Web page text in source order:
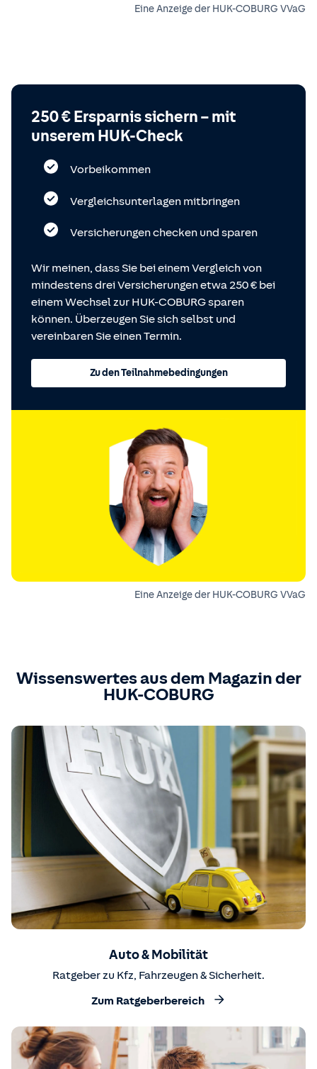
Eine Anzeige der HUK-COBURG VVaG
250 € Ersparnis sichern – mit
unserem HUK-Check
Vorbeikommen
Vergleichsunterlagen mitbringen
Versicherungen checken und sparen
Wir meinen, dass Sie bei einem Vergleich von
mindestens drei Versicherungen etwa 250 € bei
einem Wechsel zur HUK-COBURG sparen
können. Überzeugen Sie sich selbst und
vereinbaren Sie einen Termin.
Zu den Teilnahmebedingungen
Eine Anzeige der HUK-COBURG VVaG
Wissenswertes aus dem Magazin der
HUK-COBURG
Auto & Mobilität
Ratgeber zu Kfz, Fahrzeugen & Sicherheit.
Zum Ratgeberbereich